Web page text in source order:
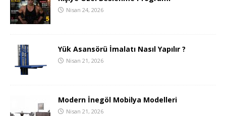
Nisan 24, 2026
Yük Asansörü İmalatı Nasıl Yapılır ?
Nisan 21, 2026
Modern İnegöl Mobilya Modelleri
Nisan 21, 2026